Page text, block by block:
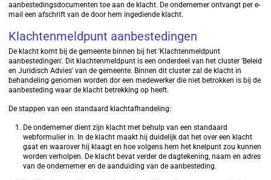
aanbestedingsdocumenten toe aan de klacht. De ondernemer ontvangt per e-
mail een afschrift van de door hem ingediende klacht.
Klachtenmeldpunt aanbestedingen
De klacht komt bij de gemeente binnen bij het 'Klachtenmeldpunt
aanbestedingen'. Dit klachtenmeldpunt is een onderdeel van het cluster 'Beleid
en Juridisch Advies' van de gemeente. Binnen dit cluster zal de klacht in
behandeling genomen worden dor een medewerker die niet betrokken is bij de
aanbesteding waar de klacht betrekking op heeft.
De stappen van een standaard klachtafhandeling:
De ondernemer dient zijn klacht met behulp van een standaard
webformulier in. In de klacht maakt hij duidelijk dat het over een klacht
gaat en waarover hij klaagt en hoe volgens hem het knelpunt zou kunnen
worden verholpen. De klacht bevat verder de dagtekening, naam en adres
van de ondernemer en de aanduiding van de aanbesteding.